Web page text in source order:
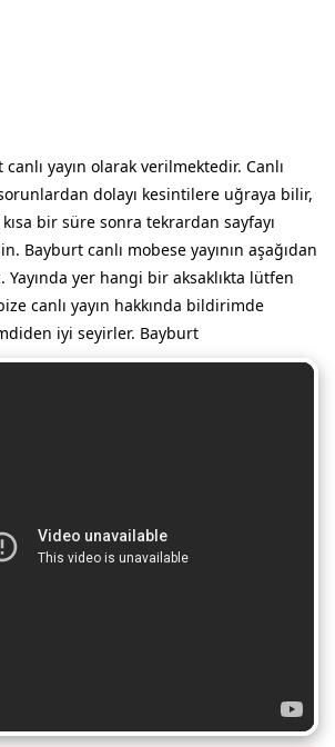
yayın olarak verilmektedir. Canlı
dolayı kesintilere uğraya bilir,
bir süre sonra tekrardan sayfayı
Bayburt canlı mobese yayının aşağıdan
Yayında yer hangi bir aksaklıkta lütfen
canlı yayın hakkında bildirimde
iyi seyirler. Bayburt